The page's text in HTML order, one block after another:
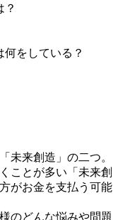
？
をしている？
未来創造」の二つ。
ことが多い「未来創
がお金を支払う可能
のどんな悩みや問題